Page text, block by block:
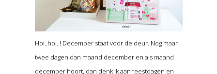
Hoi..hoi..! December staat voor de deur. Nog maar
twee dagen dan maand december en als maand
december hoort, dan denk ik aan feestdagen en